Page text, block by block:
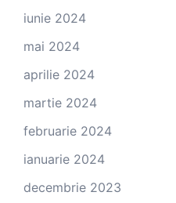
iunie 2024
mai 2024
aprilie 2024
martie 2024
februarie 2024
ianuarie 2024
decembrie 2023